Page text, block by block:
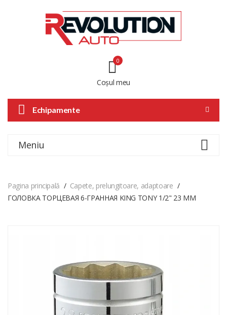
Coșul meu
0
Echipamente
Meniu
Pagina principală
Capete, prelungitoare, adaptoare
ГОЛОВКА ТОРЦЕВАЯ 6-ГРАННАЯ KING TONY 1/2" 23 ММ